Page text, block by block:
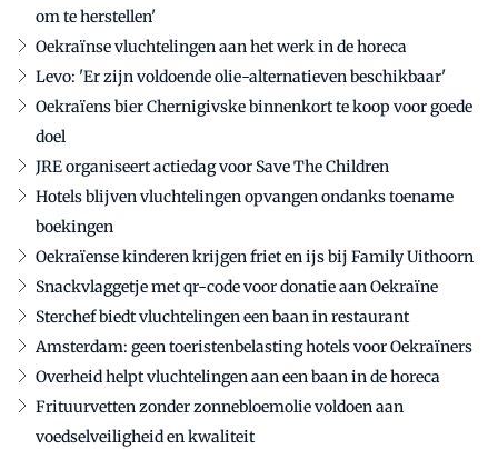
om te herstellen'
Oekraïnse vluchtelingen aan het werk in de horeca
Levo: 'Er zijn voldoende olie-alternatieven beschikbaar'
Oekraïens bier Chernigivske binnenkort te koop voor goede
doel
JRE organiseert actiedag voor Save The Children
Hotels blijven vluchtelingen opvangen ondanks toename
boekingen
Oekraïense kinderen krijgen friet en ijs bij Family Uithoorn
Snackvlaggetje met qr-code voor donatie aan Oekraïne
Sterchef biedt vluchtelingen een baan in restaurant
Amsterdam: geen toeristenbelasting hotels voor Oekraïners
Overheid helpt vluchtelingen aan een baan in de horeca
Frituurvetten zonder zonnebloemolie voldoen aan
voedselveiligheid en kwaliteit